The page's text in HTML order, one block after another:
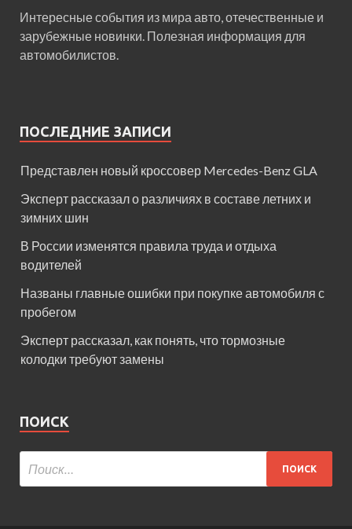
Интересные события из мира авто, отечественные и
зарубежные новинки. Полезная информация для
автомобилистов.
ПОСЛЕДНИЕ ЗАПИСИ
Представлен новый кроссовер Mercedes-Benz GLA
Эксперт рассказал о различиях в составе летних и
зимних шин
В России изменятся правила труда и отдыха
водителей
Названы главные ошибки при покупке автомобиля с
пробегом
Эксперт рассказал, как понять, что тормозные
колодки требуют замены
ПОИСК